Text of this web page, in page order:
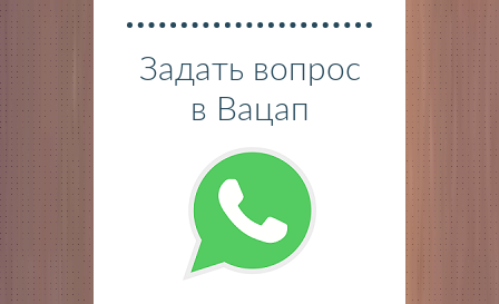
Задать вопрос
в Вацап